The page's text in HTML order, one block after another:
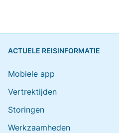
ACTUELE REISINFORMATIE
Mobiele app
Vertrektijden
Storingen
Werkzaamheden